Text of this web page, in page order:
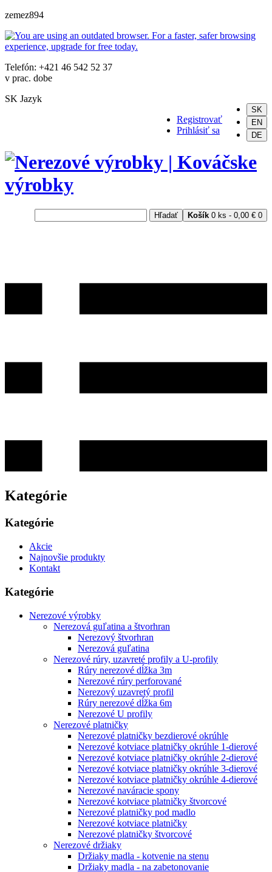
zemez894
Telefón: +421 46 542 52 37
v prac. dobe
SK Jazyk
SK
EN
DE
Registrovať
Prihlásiť sa
Košík 0 ks - 0,00 € 0
Hľadať
Kategórie
Kategórie
Akcie
Najnovšie produkty
Kontakt
Kategórie
Nerezové výrobky
Nerezová guľatina a štvorhran
Nerezový štvorhran
Nerezová guľatina
Nerezové rúry, uzavreté profily a U-profily
Rúry nerezové dĺžka 3m
Nerezové rúry perforované
Nerezový uzavretý profil
Rúry nerezové dĺžka 6m
Nerezové U profily
Nerezové platničky
Nerezové platničky bezdierové okrúhle
Nerezové kotviace platničky okrúhle 1-dierové
Nerezové kotviace platničky okrúhle 2-dierové
Nerezové kotviace platničky okrúhle 3-dierové
Nerezové kotviace platničky okrúhle 4-dierové
Nerezové naváracie spony
Nerezové kotviace platničky štvorcové
Nerezové platničky pod madlo
Nerezové kotviace platničky
Nerezové platničky štvorcové
Nerezové držiaky
Držiaky madla - kotvenie na stenu
Držiaky madla - na zabetonovanie